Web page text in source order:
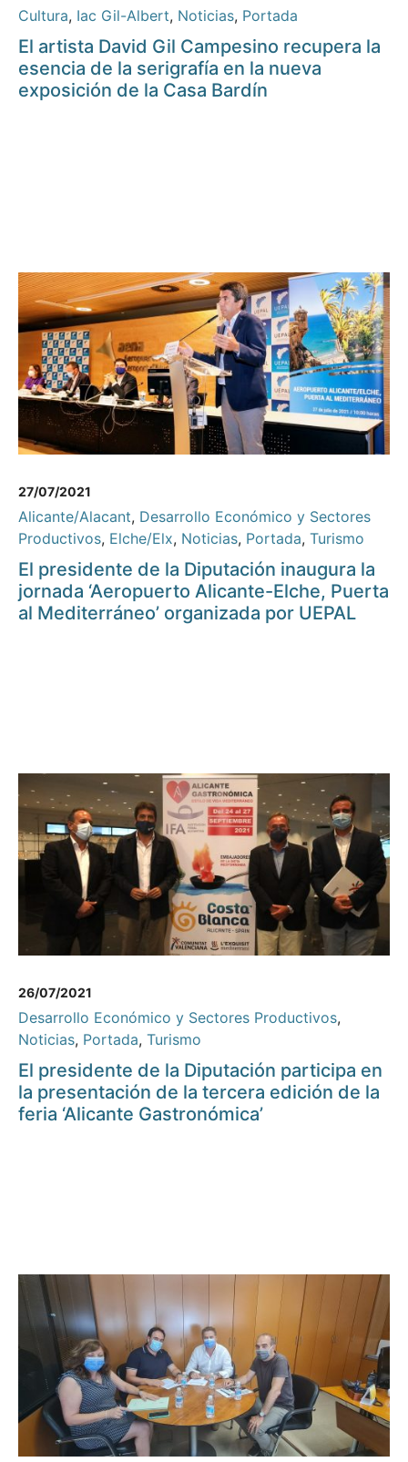
Cultura, Iac Gil-Albert, Noticias, Portada
El artista David Gil Campesino recupera la
esencia de la serigrafía en la nueva
exposición de la Casa Bardín
27/07/2021
Alicante/Alacant, Desarrollo Económico y Sectores
Productivos, Elche/Elx, Noticias, Portada, Turismo
El presidente de la Diputación inaugura la
jornada ‘Aeropuerto Alicante-Elche, Puerta
al Mediterráneo’ organizada por UEPAL
26/07/2021
Desarrollo Económico y Sectores Productivos,
Noticias, Portada, Turismo
El presidente de la Diputación participa en
la presentación de la tercera edición de la
feria ‘Alicante Gastronómica’